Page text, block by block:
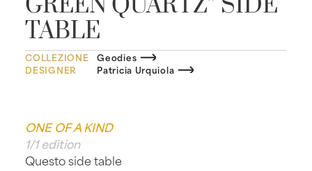
TABLE
COLLEZIONE
Geodies
DESIGNER
Patricia Urquiola
ONE OF A KIND
1/1 edition
Questo side table